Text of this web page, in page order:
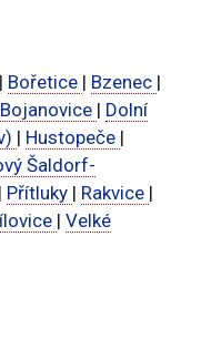
| Bořetice | Bzenec |
| Dolní
| Hustopeče |
Šaldorf-
| Přítluky | Rakvice |
| Velké